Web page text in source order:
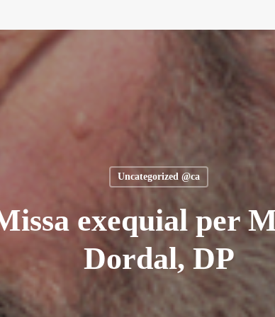
Uncategorized @ca
exequial per
Dordal, DP